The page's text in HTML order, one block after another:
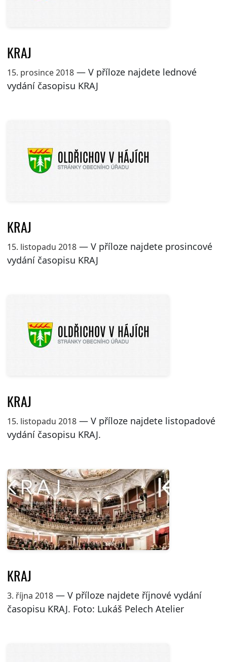
KRAJ
15. prosince 2018— V příloze najdete lednové
vydání časopisu KRAJ
KRAJ
15. listopadu 2018— V příloze najdete prosincové
vydání časopisu KRAJ
KRAJ
15. listopadu 2018— V příloze najdete listopadové
vydání časopisu KRAJ.
KRAJ
3. října 2018— V příloze najdete říjnové vydání
časopisu KRAJ. Foto: Lukáš Pelech Atelier